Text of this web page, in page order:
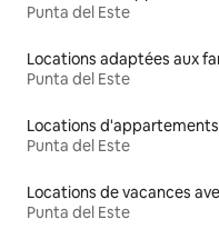
Punta del Este
Punta del Este
Locations d'appartements
Punta del Este
Punta del Este